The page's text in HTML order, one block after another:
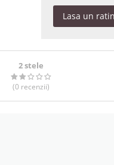
Lasa un
2 stele
(0 recenzii)